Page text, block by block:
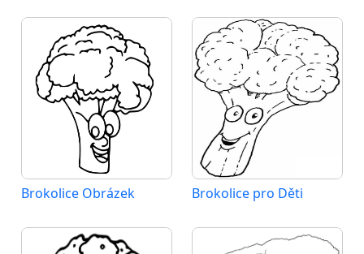
Brokolice Obrázek Brokolice pro Děti